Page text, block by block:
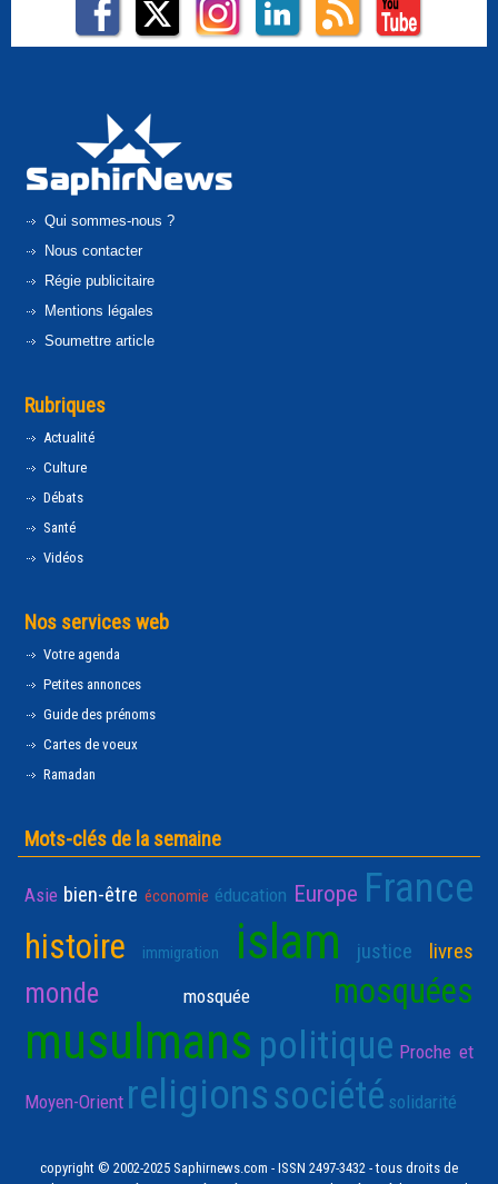
Qui sommes-nous ?
Nous contacter
Régie publicitaire
Mentions légales
Soumettre article
Rubriques
Actualité
Culture
Débats
Santé
Vidéos
Nos services web
Votre agenda
Petites annonces
Guide des prénoms
Cartes de voeux
Ramadan
Mots-clés de la semaine
Asie bien-être économie éducation Europe France
histoire immigration islam justice livres
monde mosquée mosquées
musulmans politique Proche et
Moyen-Orient religionssociété solidarité
copyright © 2002-2025 Saphirnews.com - ISSN 2497-3432 - tous droits de